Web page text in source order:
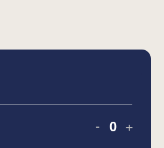
- Quantity
+